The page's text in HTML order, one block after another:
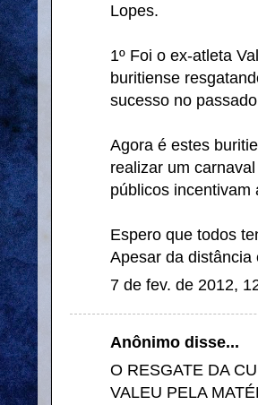
Lopes.
1º Foi o ex-atleta
buritiense
sucesso no
Agora é estes
realizar um
públicos incentivam
Espero que todos
Apesar da distância
7 de fev. de 2012,
Anônimo disse...
O RESGATE DA
VALEU PELA